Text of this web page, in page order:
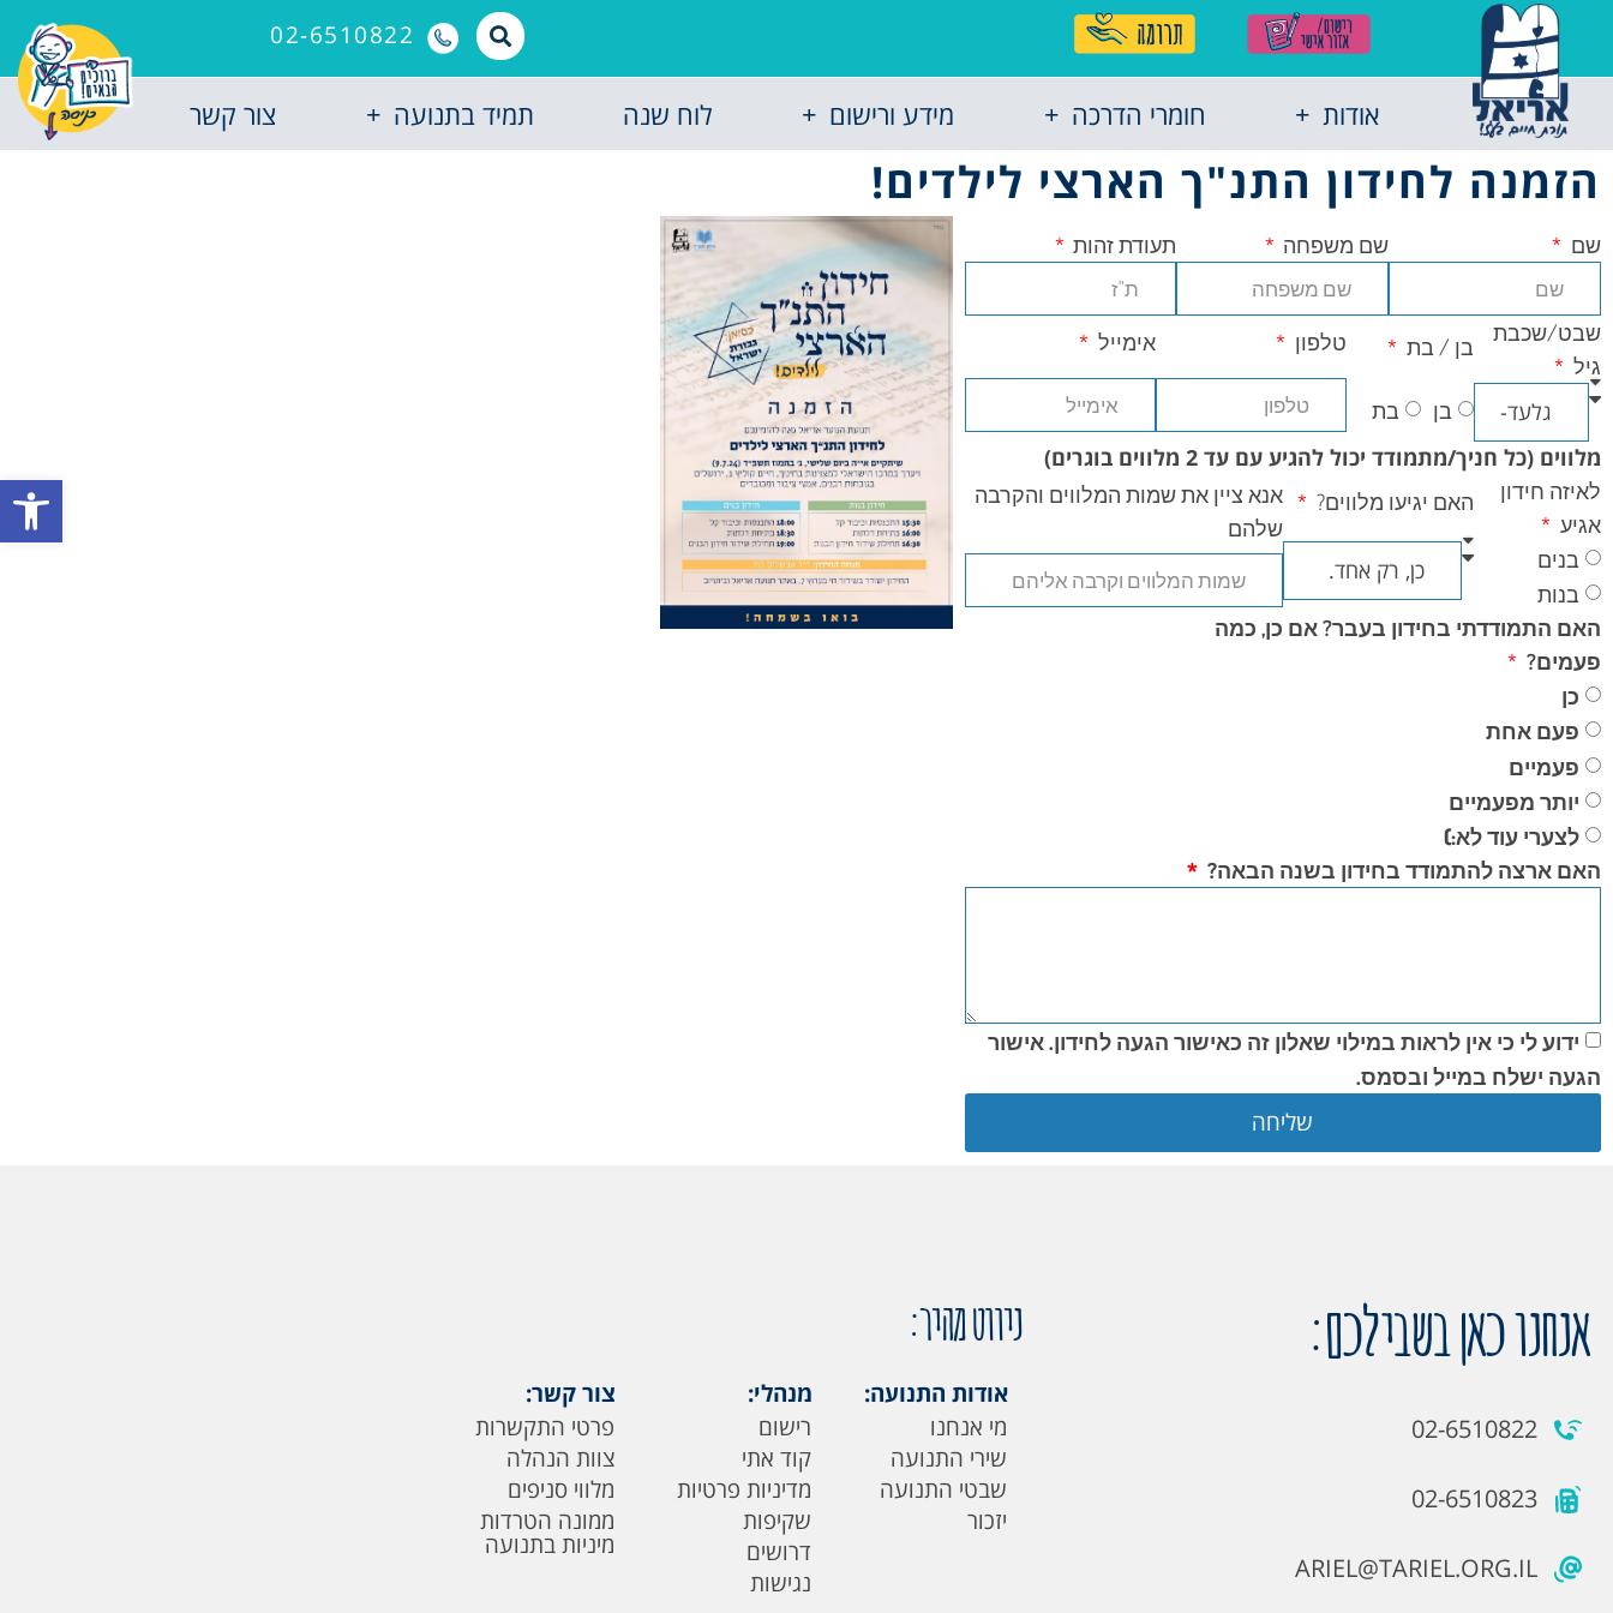
פתח
02-6510822
אודות חומרי הדרכה מידע ורישום לוח שנה תמיד בתנועה צור קשר
הזמנה לחידון התנ"ך הארצי לילדים!
שם שם משפחה תעודת זהות
שבט/שכבת
גיל
בן / בת
בן בת
טלפון אימייל
מלווים (כל חניך/מתמודד יכול להגיע עם עד 2 מלווים בוגרים)
לאיזה חידון
אגיע
בנים
בנות
האם יגיעו מלווים?
אנא ציין את שמות המלווים והקרבה
שלהם
האם התמודדתי בחידון בעבר? אם כן, כמה
פעמים?
כן
פעם אחת
פעמיים
יותר מפעמיים
לצערי עוד לא:)
האם ארצה להתמודד בחידון בשנה הבאה?
ידוע לי כי אין לראות במילוי שאלון זה כאישור הגעה לחידון. אישור
הגעה ישלח במייל ובסמס.
שליחה
אנחנו כאן בשבילכם:
02-6510822
02-6510823
ARIEL@TARIEL.ORG.IL
ניווט מהיר:
אודות התנועה:
מי אנחנו
שירי התנועה
שבטי התנועה
יזכור
מנהלי:
רישום
קוד אתי
מדיניות פרטיות
שקיפות
דרושים
נגישות
צור קשר:
פרטי התקשרות
צוות הנהלה
מלווי סניפים
ממונה הטרדות
מיניות בתנועה